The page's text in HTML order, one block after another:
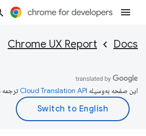
Docs
Chrome UX Report
این صفحه به‌وسیله